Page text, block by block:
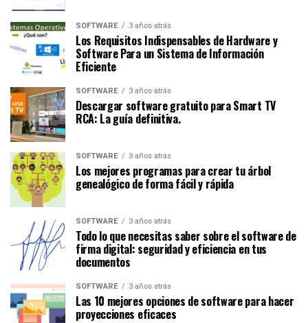
SOFTWARE 3 años atrás
Los Requisitos Indispensables de Hardware y
Software Para un Sistema de Información
Eficiente
SOFTWARE 3 años atrás
Descargar software gratuito para Smart TV
RCA: La guía definitiva.
SOFTWARE 3 años atrás
Los mejores programas para crear tu árbol
genealógico de forma fácil y rápida
SOFTWARE 3 años atrás
Todo lo que necesitas saber sobre el software de
firma digital: seguridad y eficiencia en tus
documentos
SOFTWARE 3 años atrás
Las 10 mejores opciones de software para hacer
proyecciones eficaces